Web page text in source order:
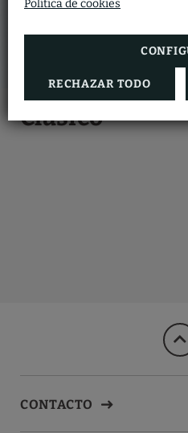
Política de cookies
RECHAZAR TODO
Clásico
CONTACTO